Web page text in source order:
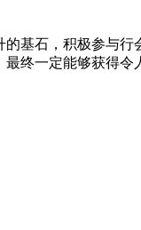
基石，积极参与
终一定能够获得